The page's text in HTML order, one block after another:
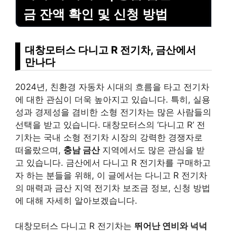
금 잔액 확인 및 신청 방법
대창모터스 다니고 R 전기차, 금산에서
만나다
2024년, 친환경 자동차 시대의 흐름을 타고 전기차
에 대한 관심이 더욱 높아지고 있습니다. 특히, 실용
성과 경제성을 겸비한 소형 전기차는 많은 사람들의
선택을 받고 있습니다. 대창모터스의 ‘다니고 R’ 전
기차는 국내 소형 전기차 시장의 강력한 경쟁자로
떠올랐으며, 충남 금산지역에서도 많은 관심을 받
고 있습니다. 금산에서 다니고 R 전기차를 구매하고
자 하는 분들을 위해, 이 글에서는 다니고 R 전기차
의 매력과 금산 지역 전기차 보조금 정보, 신청 방법
에 대해 자세히 알아보겠습니다.
대창모터스 다니고 R 전기차는 뛰어난 연비와 넉넉